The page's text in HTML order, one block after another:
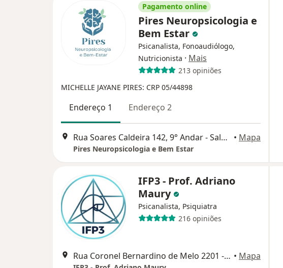
Pagamento online
Pires Neuropsicologia e
Bem Estar
Psicanalista, Fonoaudiólogo,
Nutricionista · Mais
213 opiniões
MICHELLE JAYANE PIRES: CRP 05/44898
Endereço 1 Endereço 2
Rua Soares Caldeira 142, 9° Andar - Sala 704, Rio de Janeiro • Mapa
Pires Neuropsicologia e Bem Estar
IFP3 - Prof. Adriano
Maury
Psicanalista, Psiquiatra
216 opiniões
Rua Coronel Bernardino de Melo 2201 - sala 1508, Nova Iguaçu • Mapa